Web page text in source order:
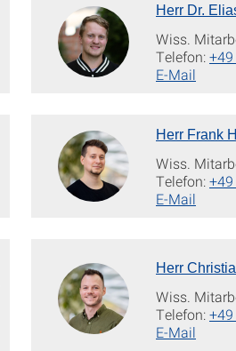
Herr Dr.
Wiss.
Telefon:
E-Mail
Herr Frank
Wiss.
Telefon:
E-Mail
Herr
Wiss.
Telefon:
E-Mail